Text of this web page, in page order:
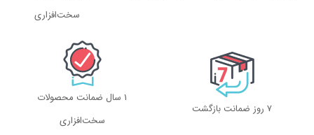
سخت‌افزاری
۷ روز ضمانت بازگشت
1 سال ضمانت محصولات
سخت‌افزاری